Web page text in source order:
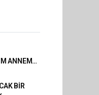
ANNEM…
BİR